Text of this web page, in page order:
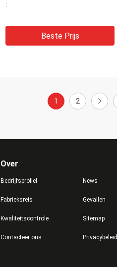
:
Beste Prijs
1 2
Over
Bedrijfsprofiel
Fabrieksreis
Kwaliteitscontrole
Contacteer ons
News
Gevallen
Sitemap
Privacybeleid